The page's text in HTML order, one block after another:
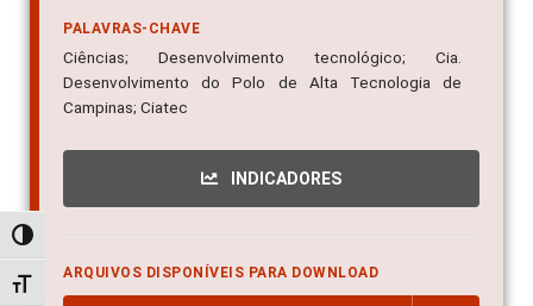
Alternar alto contraste
Alternar tamanho da fonte
PALAVRAS-CHAVE
Ciências; Desenvolvimento tecnológico; Cia.
Desenvolvimento do Polo de Alta Tecnologia de
Campinas; Ciatec
INDICADORES
ARQUIVOS DISPONÍVEIS PARA DOWNLOAD